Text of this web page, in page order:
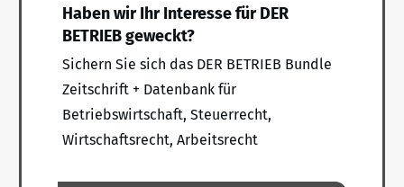
Haben wir Ihr Interesse für DER
BETRIEB geweckt?
Sichern Sie sich das DER BETRIEB Bundle
Zeitschrift + Datenbank für
Betriebswirtschaft, Steuerrecht,
Wirtschaftsrecht, Arbeitsrecht